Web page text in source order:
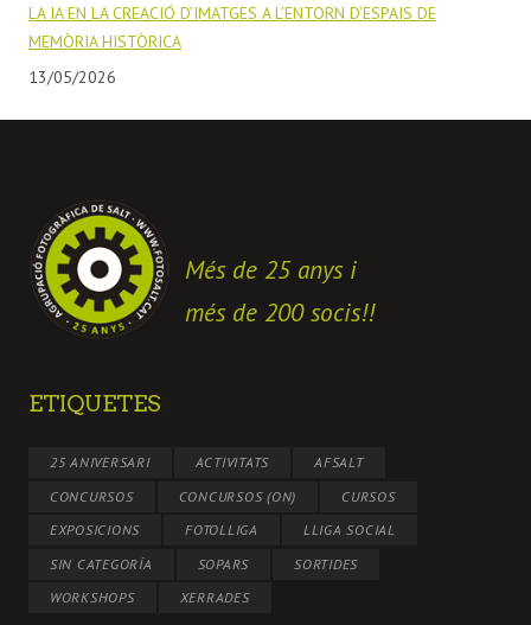
LA IA EN LA CREACIÓ D’IMATGES A L’ENTORN D’ESPAIS DE
MEMÒRIA HISTÒRICA
13/05/2026
Més de 25 anys i
més de 200 socis!!
ETIQUETES
25 ANIVERSARI ACTIVITATS
AFSALT
CONCURSOS
CONCURSOS (ON)
CURSOS
EXPOSICIONS
FOTOLLIGA
LLIGA SOCIAL
SIN CATEGORÍA
SOPARS
SORTIDES
WORKSHOPS
XERRADES